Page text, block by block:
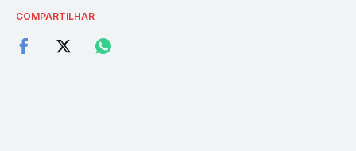
COMPARTILHAR